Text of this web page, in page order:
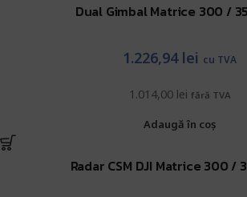
Dual Gimbal Matrice 300 /
1.014,00 lei fără TVA
1.226,94 lei cu TVA
Adaugă în coș
Radar CSM DJI Matrice 300 /